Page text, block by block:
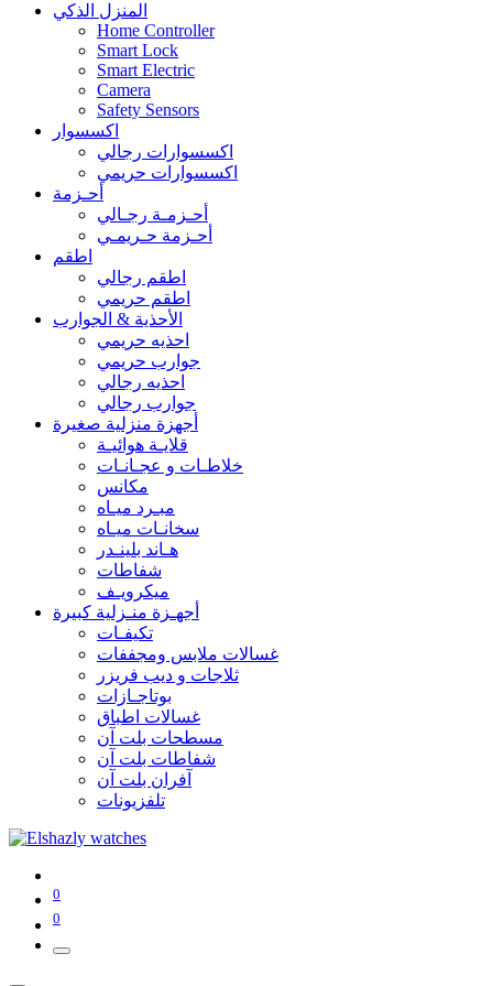
المنزل الذكي
Home Controller
Smart Lock
Smart Electric
Camera
Safety Sensors
اكسسوار
اكسسوارات رجالي
اكسسوارات حريمي
أحـزمة
أحـزمـة رجـالي
أحـزمة حـريمـي
اطقم
اطقم رجالي
اطقم حريمي
الأحذية & الجوارب
احذيه حريمي
جوارب حريمي
احذيه رجالي
جوارب رجالي
أجهزة منزلية صغيرة
قلايـة هوائيـة
خلاطـات و عجـانـات
مكانس
مبـرد ميـاه
سخانـات ميـاه
هـاند بلينـدر
شفاطات
ميكرويـف
أجهـزة منـزلية كبيرة
تكيفـات
غسالات ملابس ومجففات
ثلاجات و ديب فريزر
بوتاجـازات
غسالات اطباق
مسطحات بلت آن
شفاطات بلت آن
آفران بلت آن
تلفزيونات
0
0